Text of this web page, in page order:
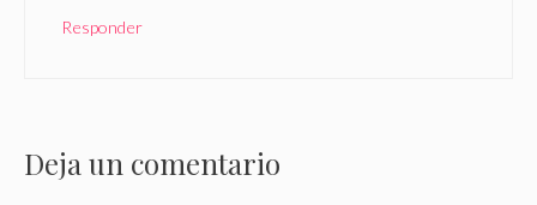
Responder
Deja un comentario